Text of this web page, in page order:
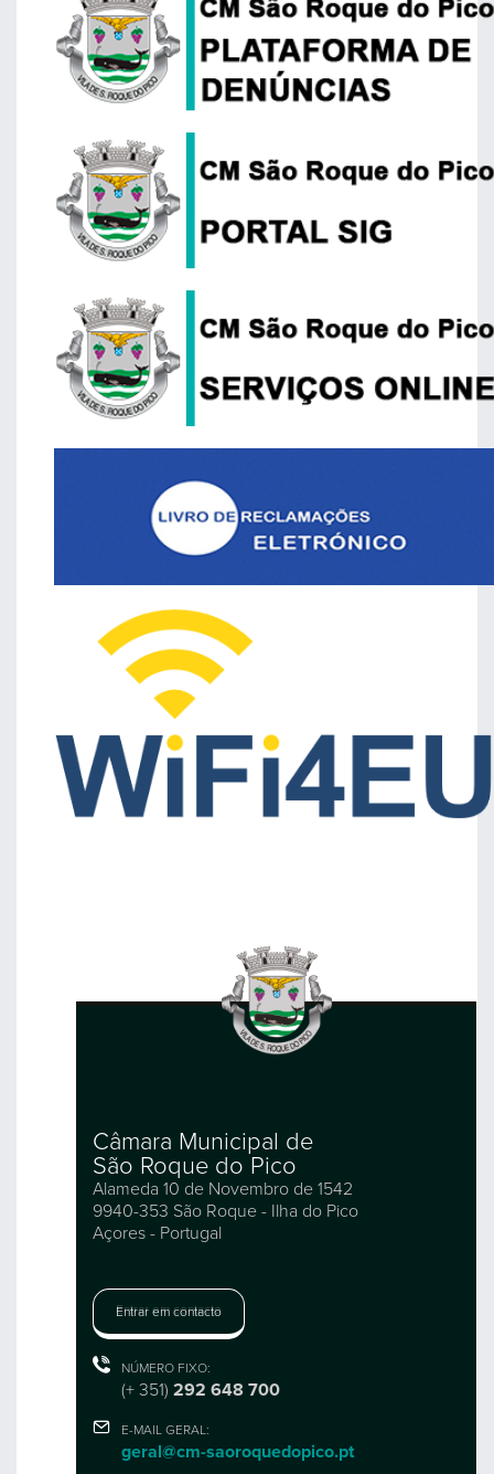
Câmara Municipal de
São Roque do Pico
Alameda 10 de Novembro de 1542
9940-353 São Roque - Ilha do Pico
Açores - Portugal
Entrar em contacto
NÚMERO FIXO:
(+ 351) 292 648 700
E-MAIL GERAL:
geral@cm-saoroquedopico.pt